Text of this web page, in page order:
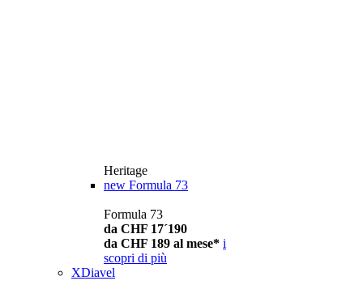
Heritage
new Formula 73
Formula 73
da CHF 17´190
da CHF 189 al mese* i
scopri di più
XDiavel